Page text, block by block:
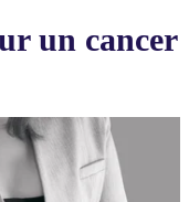
un cancer